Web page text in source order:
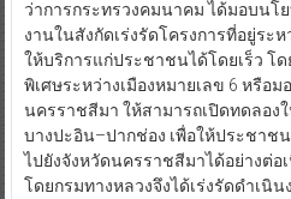
ว่าการกระทรวงคมนาคม ได้มอบนโ
งานในสังกัดเร่งรัดโครงการที่อยู่ระ
ให้บริการแก่ประชาชนได้โดยเร็ว โ
พิเศษระหว่างเมืองหมายเลข 6 หรือม
นครราชสีมา ให้สามารถเปิดทดลองใ
บางปะอิน–ปากช่อง เพื่อให้ประชาช
ไปยังจังหวัดนครราชสีมาได้อย่า
โดยกรมทางหลวงจึงได้เร่งรัดดำเนิ